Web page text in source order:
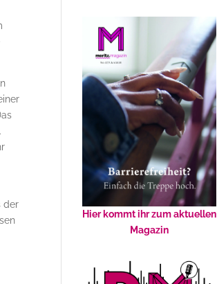
der
Hier kommt ihr zum aktuellen
Magazin